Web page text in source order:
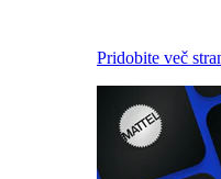
Pridobite več